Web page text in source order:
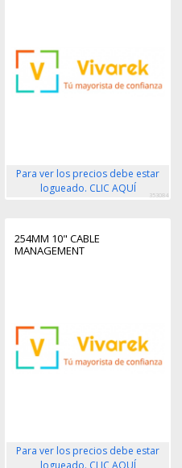
Para ver los precios debe estar
logueado. CLIC AQUÍ
353084
254MM 10" CABLE
MANAGEMENT
Para ver los precios debe estar
logueado. CLIC AQUÍ